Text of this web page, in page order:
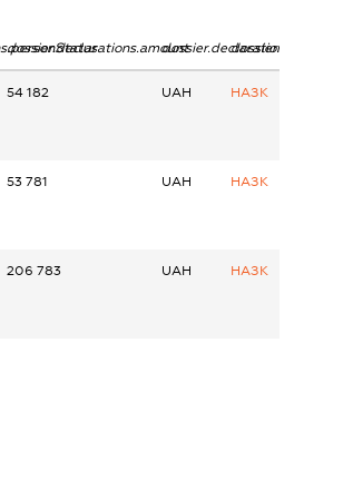
dossier.declarations.amountdossier.declarations.currency
54 182 UAH НАЗК
53 781 UAH НАЗК
206 783 UAH НАЗК